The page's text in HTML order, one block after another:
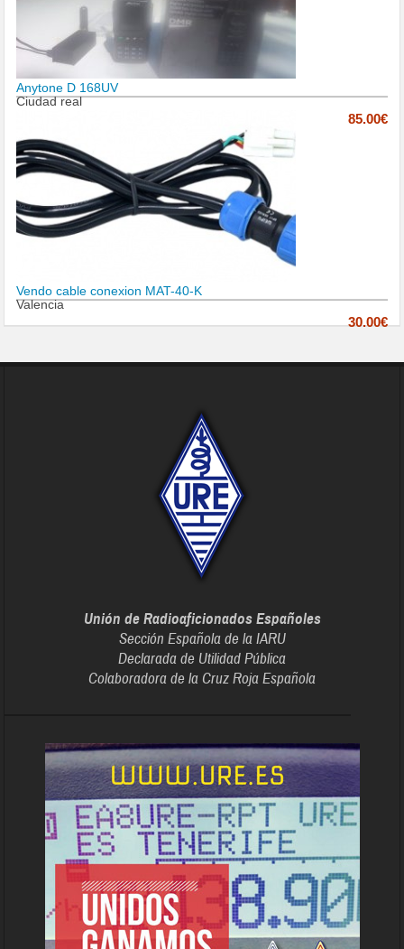
Anytone D 168UV
Ciudad real
85.00€
Vendo cable conexion MAT-40-K
Valencia
30.00€
Unión de Radioaficionados Españoles
Sección Española de la IARU
Declarada de Utilidad Pública
Colaboradora de la Cruz Roja Española